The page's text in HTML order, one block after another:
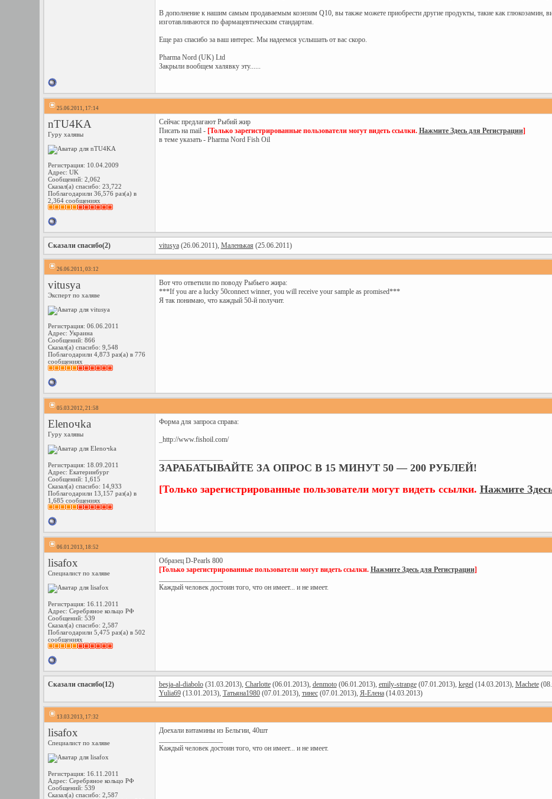
В дополнение к нашим самым продаваемым коэнзим Q10, вы также можете приобрести другие продукты, такие как глюкозамин,
изготавливаются по фармацевтическим стандартам.
Еще раз спасибо за ваш интерес. Мы надеемся услышать от вас скоро.
Pharma Nord (UK) Ltd
Закрыли вообщем халявку эту......
25.06.2011, 17:14
nTU4KA
Гуру халявы
Регистрация: 10.04.2009
Адрес: UK
Сообщений: 2,062
Сказал(а) спасибо: 23,722
Поблагодарили 36,576 раз(а) в
2,364 сообщениях
Сейчас предлагают Рыбий жир
Писать на mail - [Только зарегистрированные пользователи могут видеть ссылки. Нажмите Здесь для Регистрации]
в теме указать - Pharma Nord Fish Oil
Сказали спасибо(2) vitusya(26.06.2011), Маленькая (25.06.2011)
26.06.2011, 03:12
vitusya
Эксперт по халяве
Регистрация: 06.06.2011
Адрес: Украина
Сообщений: 866
Сказал(а) спасибо: 9,548
Поблагодарили 4,873 раз(а) в 776
сообщениях
Вот что ответили по поводу Рыбьего жира:
***If you are a lucky 50connect winner, you will receive your sample as promised***
Я так понимаю, что каждый 50-й получит.
05.03.2012, 21:58
Elenoчka
Гуру халявы
Регистрация: 18.09.2011
Адрес: Екатеринбург
Сообщений: 1,615
Сказал(а) спасибо: 14,933
Поблагодарили 13,157 раз(а) в
1,685 сообщениях
Форма для запроса справа:
_http://www.fishoil.com/
ЗАРАБАТЫВАЙТЕ ЗА ОПРОС В 15 МИНУТ 50 — 200 РУБЛЕЙ!
[Только зарегистрированные пользователи могут видеть ссылки. Нажмите
06.01.2013, 18:52
lisafox
Специалист по халяве
Регистрация: 16.11.2011
Адрес: Серебряное кольцо РФ
Сообщений: 539
Сказал(а) спасибо: 2,587
Поблагодарили 5,475 раз(а) в 502
сообщениях
Образец D-Pearls 800
[Только зарегистрированные пользователи могут видеть ссылки. Нажмите Здесь для Регистрации]
Каждый человек достоин того, что он имеет... и не имеет.
Сказали спасибо(12) besja-al-diabolo(31.03.2013), Charlotte(06.01.2013), denmoto(06.01.2013), emily-strange(07.01.2013), kegel(14.03.2013), Machete
Yulia69(13.01.2013), Татьяна1980(07.01.2013), тинес(07.01.2013), Я-Елена(14.03.2013)
13.03.2013, 17:32
lisafox
Специалист по халяве
Регистрация: 16.11.2011
Адрес: Серебряное кольцо РФ
Сообщений: 539
Сказал(а) спасибо: 2,587
Доехали витамины из Бельгии, 40шт
Каждый человек достоин того, что он имеет... и не имеет.